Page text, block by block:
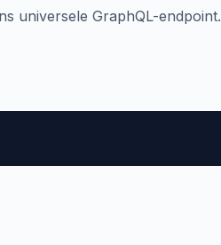
universele GraphQL-endpoint.